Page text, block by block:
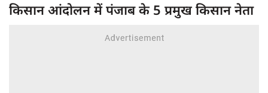
किसान आंदोलन में पंजाब के 5 प्रमुख किसान नेता